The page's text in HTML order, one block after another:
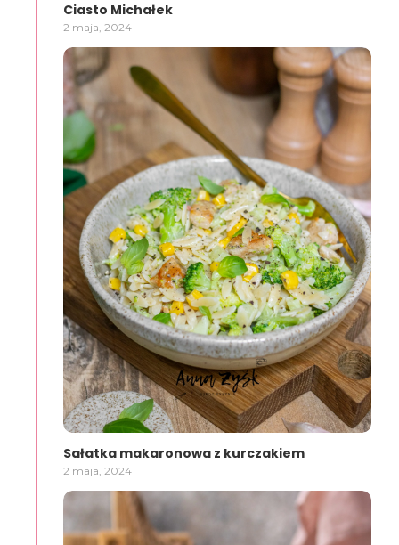
Ciasto Michałek
2 maja, 2024
Sałatka makaronowa z kurczakiem
2 maja, 2024